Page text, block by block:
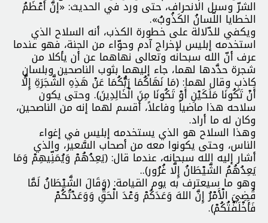
الشرّ وسبل الانحراف، حتى ورد في الحديث: «إنَّ أَعْظَمُ
الخطايا اللّسانُ الكَذُوبُ».
ويكفي للدّلالة على خطورة الكذب، أنه السلاح الذي
استخدمه إبليس لإخراج آدم وحوّاء من الجنة، فهو عندما
عرف أنّ الله سبحانه وتعالى نهاهما عن أن يأكلا من
شجرة حدَّدها لهما، جاء إليهما بثوب الناصحين وبلسانٍ
كاذبٍ وقال لهما: (مَا نَهَاكُمَا رَبُّكُمَا عَنْ هَذِهِ الشَّجَرَةِ إِلَّا
أَنْ تَكُونَا مَلَكَيْنِ أَوْ تَكُونَا مِنَ الْخَالِدِينَ). وحتى يكون
سلاحه هذا ماضياً وفاعلاً، أقسم لهما إنه من الناصحين،
وكان له ما أراد.
وهذا السلاح هو الذي يستخدمه إبليس في إغواء
الناس، وحتى يكونوا معه من أصحاب السَّعير، والذي
أشار إليه الله سبحانه، عندما قال: (يَعِدُهُمْ وَيُمَنِّيهِمْ وَمَا
يَعِدُهُمُ الشَّيْطَانُ إِلَّا غُرُور)..
وهو ما سيعترف به يوم القيامة: (وَقَالَ الشَّيْطَانُ لَمَّا
قُضِيَ الْأَمْرُ إِنَّ اللهَ وَعَدَكُمْ وَعْدَ الْحَقِّ وَوَعَدْتُكُمْ
فَأَخْلَفْتُكُمْ).